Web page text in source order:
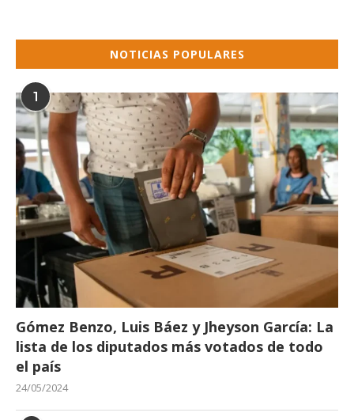
NOTICIAS POPULARES
1
Gómez Benzo, Luis Báez y Jheyson García: La
lista de los diputados más votados de todo
el país
24/05/2024